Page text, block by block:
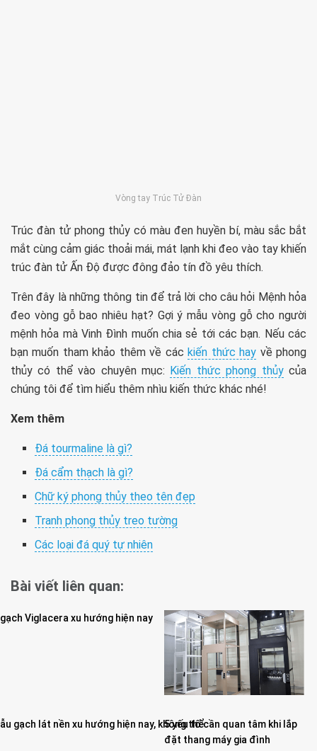
Vòng tay Trúc Tử Đàn
Trúc đàn tử phong thủy có màu đen huyền bí, màu sắc bắt
mắt cùng cảm giác thoải mái, mát lạnh khi đeo vào tay khiến
trúc đàn tử Ấn Độ được đông đảo tín đồ yêu thích.
Trên đây là những thông tin để trả lời cho câu hỏi Mệnh hỏa
đeo vòng gỗ bao nhiêu hạt? Gợi ý mẫu vòng gỗ cho người
mệnh hỏa mà Vinh Đình muốn chia sẻ tới các bạn. Nếu các
bạn muốn tham khảo thêm về các kiến thức hay về phong
thủy có thể vào chuyên mục: Kiến thức phong thủycủa
chúng tôi để tìm hiểu thêm nhìu kiến thức khác nhé!
Xem thêm
Đá tourmaline là gì?
Đá cẩm thạch là gì?
Chữ ký phong thủy theo tên đẹp
Tranh phong thủy treo tường
Các loại đá quý tự nhiên
Bài viết liên quan:
gạch lát nền xu hướng hiện nay, không thể5 yếu tố cần quan tâm khi lắp
đặt thang máy gia đình